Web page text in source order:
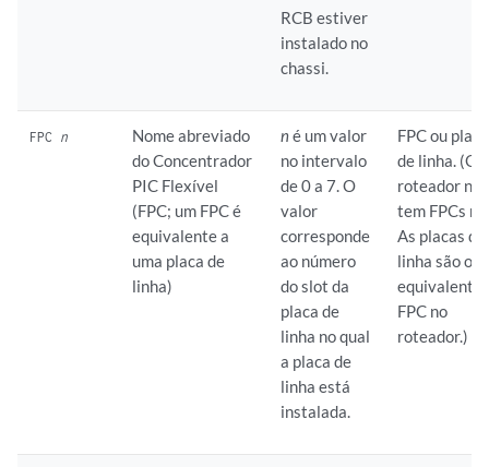
RCB estiver
instalado no
chassi.
FPC n
Nome abreviado
do Concentrador
PIC Flexível
(FPC; um FPC é
equivalente a
uma placa de
linha)
né um valor
no intervalo
de 0 a 7. O
valor
corresponde
ao número
do slot da
placa de
linha no qual
a placa de
linha está
instalada.
FPC ou placa
de linha. (O
roteador
tem FPCs
As placas de
linha são os
FPC no
roteador.)